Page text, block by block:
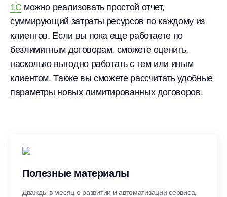
1С можно реализовать простой отчет,
суммирующий затраты ресурсов по каждому из
клиентов. Если вы пока еще работаете по
безлимитным договорам, сможете оценить,
насколько выгодно работать с тем или иным
клиентом. Также вы сможете рассчитать удобные
параметры новых лимитированных договоров.
Полезные материалы
Дважды в месяц о развитии и автоматизации сервиса,